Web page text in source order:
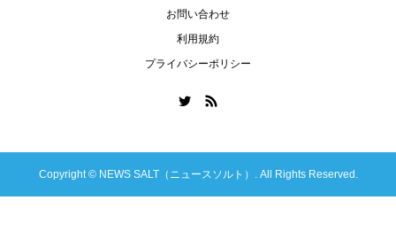
お問い合わせ
利用規約
プライバシーポリシー
Copyright ©NEWS SALT（ニュースソルト）. All Rights Reserved.